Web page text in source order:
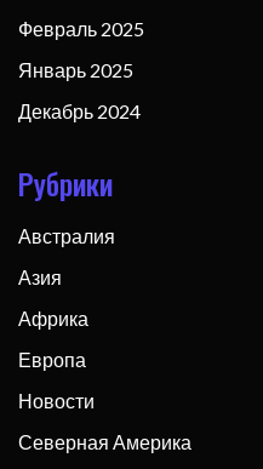
Февраль 2025
Январь 2025
Декабрь 2024
Рубрики
Австралия
Азия
Африка
Европа
Новости
Северная Америка